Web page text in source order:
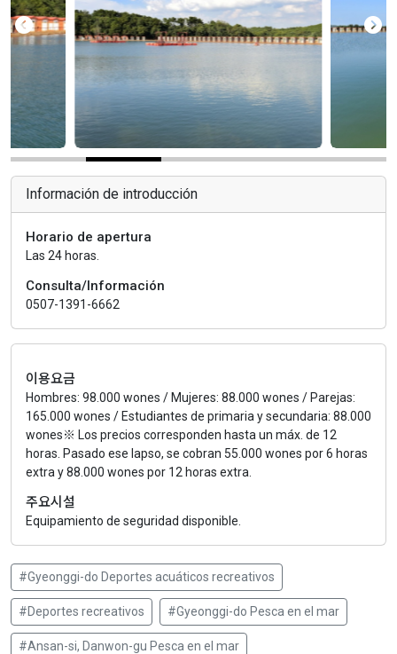
Información de introducción
Horario de apertura
Las 24 horas.
Consulta/Información
0507-1391-6662
이용요금
Hombres: 98.000 wones / Mujeres: 88.000 wones / Parejas:
165.000 wones / Estudiantes de primaria y secundaria: 88.000
wones※ Los precios corresponden hasta un máx. de 12
horas. Pasado ese lapso, se cobran 55.000 wones por 6 horas
extra y 88.000 wones por 12 horas extra.
주요시설
Equipamiento de seguridad disponible.
#Gyeonggi-do Deportes acuáticos recreativos
#Deportes recreativos #Gyeonggi-do Pesca en el mar
#Ansan-si, Danwon-gu Pesca en el mar